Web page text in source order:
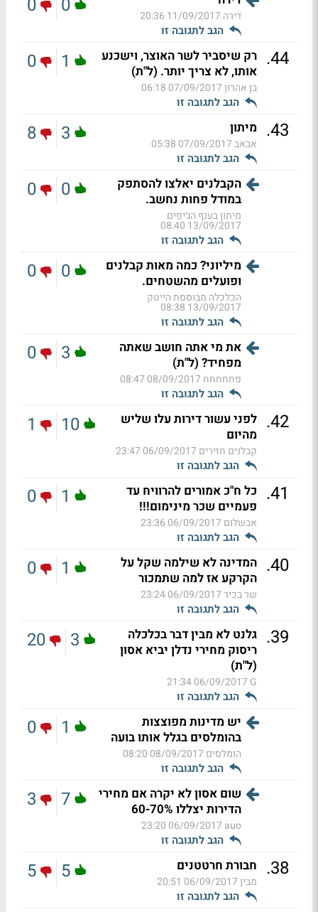
דירה 11/09/2017 20:36
הגב לתגובה זו
0
0
44
. רק שיסביר לשר האוצר, וישכנע
אותו, לא צריך יותר. (ל"ת)
בן אהרון07/09/2017 06:18
הגב לתגובה זו
1
0
43
. מיתון
אבאב07/09/2017 05:38
הגב לתגובה זו
3
8
הקבלנים יאלצו להסתפק
במודל פחות נחשב.
מיתון בענף הג׳יפים
13/09/2017 08:40
הגב לתגובה זו
0
0
מיליוני? כמה מאות קבלנים
ופועלים מהשטחים.
הכלכלה מבוססת הייטק
13/09/2017 08:38
הגב לתגובה זו
0
0
את מי אתה חושב שאתה
מפחיד? (ל"ת)
פחחחחח 08/09/2017 08:47
הגב לתגובה זו
3
0
42
. לפני עשור דירות עלו שליש
מהיום
קבלנים חזירים 06/09/2017 23:47
הגב לתגובה זו
10
1
41
. כל ח"כ אמורים להרוויח עד
פעמיים שכר מינימום!!!
אבשלום 06/09/2017 23:36
הגב לתגובה זו
1
0
40
. המדינה לא שילמה שקל על
הקרקע אז למה שתמכור
שר בכיר06/09/2017 23:24
הגב לתגובה זו
1
0
39
. גלנט לא מבין דבר בכלכלה
ריסוק מחירי נדלן יביא אסון
(ל"ת)
G
06/09/2017 21:34
הגב לתגובה זו
3
20
יש מדינות מפוצצות
בהומלסים בגלל אותו בועה
הומלסים 08/09/2017 08:20
הגב לתגובה זו
1
0
שום אסון לא יקרה אם מחירי
הדירות יצללו 60-70%
auo
06/09/2017 23:20
הגב לתגובה זו
7
3
38
. חבורת חרטטנים
מבין06/09/2017 20:51
הגב לתגובה זו
5
5